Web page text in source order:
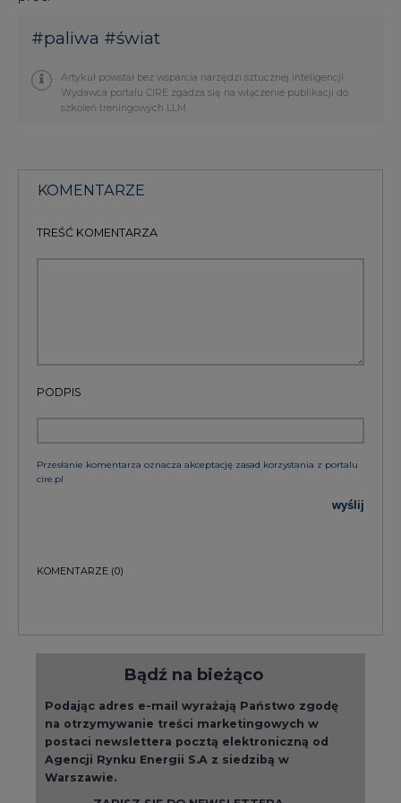
#paliwa #świat
Artykuł powstał bez wsparcia narzędzi sztucznej inteligencji.
Wydawca portalu CIRE zgadza się na włączenie publikacji do
szkoleń treningowych LLM.
KOMENTARZE
TREŚĆ KOMENTARZA
PODPIS
Przesłanie komentarza oznacza akceptację zasad korzystania z portalu
cire.pl
wyślij
KOMENTARZE (0)
Bądź na bieżąco
Podając adres e-mail wyrażają Państwo zgodę
na otrzymywanie treści marketingowych w
postaci newslettera pocztą elektroniczną od
Agencji Rynku Energii S.A z siedzibą w
Warszawie.